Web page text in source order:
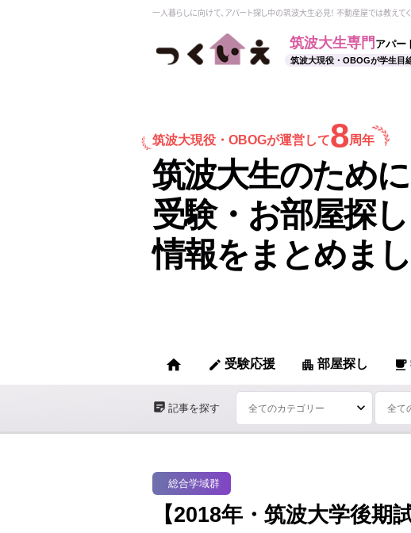
一人暮らしに向けて、アパート探し中の筑波大生必見！ 不動産屋では教えて
筑波大生専門 アパー
筑波大現役・OBOGが学生目
筑波大現役・ OBOGが運営して8周年
筑波大生のために
受験・お部屋探
情報をまとめまし
home edit 受験応援 apartment 部屋探し local_cafe
sticky_note_2 記事を探す
総合学域群
【2018年・筑波大学後期